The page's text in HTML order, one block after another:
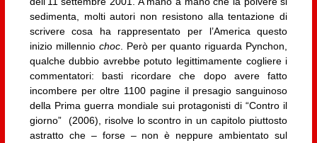
sedimenta, molti autori non resistono alla tentazione di
scrivere cosa ha rappresentato per l’America questo
inizio millennio choc. Però per quanto riguarda Pynchon,
qualche dubbio avrebbe potuto legittimamente cogliere i
commentatori: basti ricordare che dopo avere fatto
incombere per oltre 1100 pagine il presagio sanguinoso
della Prima guerra mondiale sui protagonisti di “Contro il
giorno” (2006), risolve lo scontro in un capitolo piuttosto
astratto che – forse – non è neppure ambientato sul